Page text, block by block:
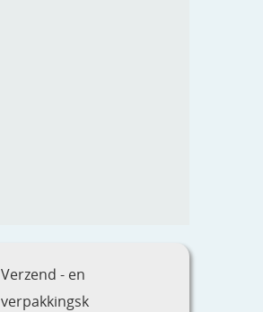
Verzend - en
verpakkingsk